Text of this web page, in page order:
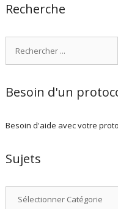
Recherche
Besoin d'un
Besoin d'aide avec votre
Sujets